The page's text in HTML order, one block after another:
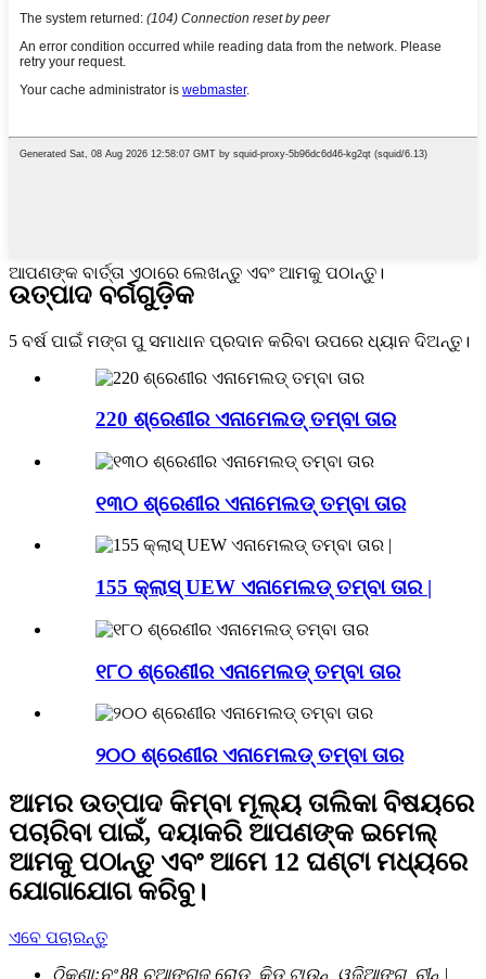
ଆପଣଙ୍କ ବାର୍ତ୍ତା ଏଠାରେ ଲେଖନ୍ତୁ ଏବଂ ଆମକୁ ପଠାନ୍ତୁ।
ଉତ୍ପାଦ ବର୍ଗଗୁଡ଼ିକ
5 ବର୍ଷ ପାଇଁ ମଙ୍ଗ ପୁ ସମାଧାନ ପ୍ରଦାନ କରିବା ଉପରେ ଧ୍ୟାନ ଦିଅନ୍ତୁ।
220 ଶ୍ରେଣୀର ଏନାମେଲଡ୍ ତମ୍ବା ତାର
୧୩୦ ଶ୍ରେଣୀର ଏନାମେଲଡ୍ ତମ୍ବା ତାର
155 କ୍ଲାସ୍ UEW ଏନାମେଲଡ୍ ତମ୍ବା ତାର |
୧୮୦ ଶ୍ରେଣୀର ଏନାମେଲଡ୍ ତମ୍ବା ତାର
୨୦୦ ଶ୍ରେଣୀର ଏନାମେଲଡ୍ ତମ୍ବା ତାର
ଆମର ଉତ୍ପାଦ କିମ୍ବା ମୂଲ୍ୟ ତାଲିକା ବିଷୟରେ
ପଚାରିବା ପାଇଁ, ଦୟାକରି ଆପଣଙ୍କ ଇମେଲ୍
ଆମକୁ ପଠାନ୍ତୁ ଏବଂ ଆମେ 12 ଘଣ୍ଟା ମଧ୍ୟରେ
ଯୋଗାଯୋଗ କରିବୁ।
ଏବେ ପଚାରନ୍ତୁ
ଠିକଣା:ନଂ 88 ଚୁଆଙ୍ଗଜୁ ରୋଡ୍, କିଡୁ ଟାଉନ୍, ୱୁଜିଆଙ୍ଗ, ଚୀନ୍ |